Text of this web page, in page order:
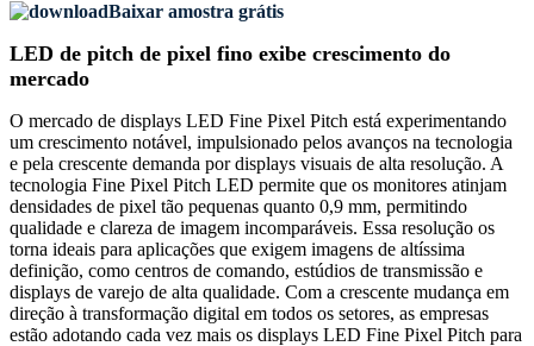
Baixar amostra grátis
LED de pitch de pixel fino exibe crescimento do
mercado
O mercado de displays LED Fine Pixel Pitch está experimentando
um crescimento notável, impulsionado pelos avanços na tecnologia
e pela crescente demanda por displays visuais de alta resolução. A
tecnologia Fine Pixel Pitch LED permite que os monitores atinjam
densidades de pixel tão pequenas quanto 0,9 mm, permitindo
qualidade e clareza de imagem incomparáveis. Essa resolução os
torna ideais para aplicações que exigem imagens de altíssima
definição, como centros de comando, estúdios de transmissão e
displays de varejo de alta qualidade. Com a crescente mudança em
direção à transformação digital em todos os setores, as empresas
estão adotando cada vez mais os displays LED Fine Pixel Pitch para